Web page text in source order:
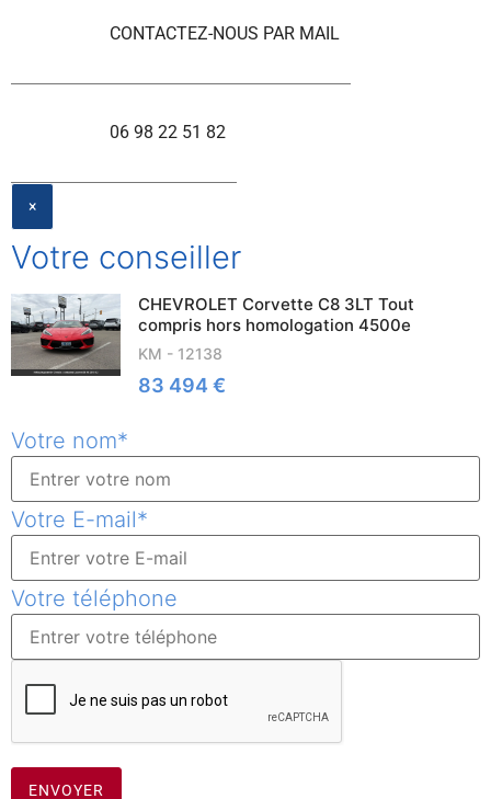
CONTACTEZ-NOUS PAR MAIL
06 98 22 51 82
×CLOSE
Votre conseiller
CHEVROLET Corvette C8 3LT Tout
compris hors homologation 4500e
KM - 12138
83 494 €
Votre nom*
Votre E-mail*
Votre téléphone